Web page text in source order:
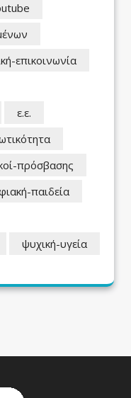
επικοινωνία
ε.ε.
πρόσβασης
παιδεία
ψυχική-υγεία